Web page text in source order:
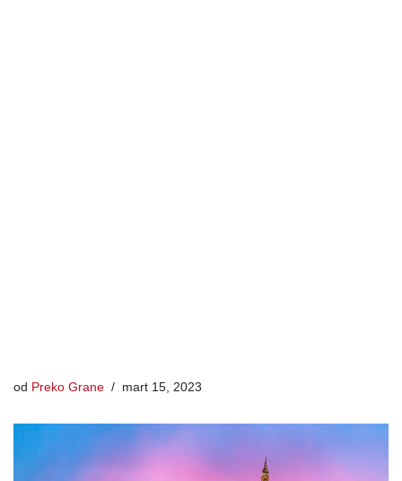
od Preko Grane mart 15, 2023